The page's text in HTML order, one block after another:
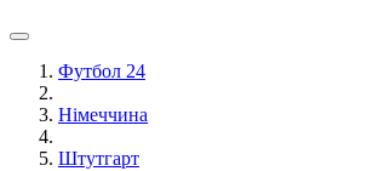
Футбол 24
Німеччина
Штутгарт